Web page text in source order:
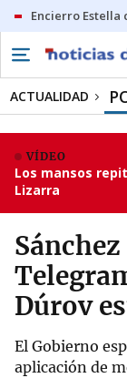
Encierro Estella
ACTUALIDAD
VÍDEO
Los mansos
Lizarra
Dúrov
El Gobierno
aplicación de